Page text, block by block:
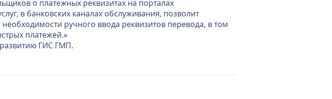
о платежных реквизитах на порталах
в банковских каналах обслуживания, позволит
ручного ввода реквизитов перевода, в том
платежей.»
ГИС ГМП.